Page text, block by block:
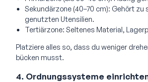
Sekundärzone (40–70 cm): Gehört zu
genutzten Utensilien.
Tertiärzone: Seltenes Material,
Platziere alles so, dass du weniger
bücken musst.
4. Ordnungssysteme